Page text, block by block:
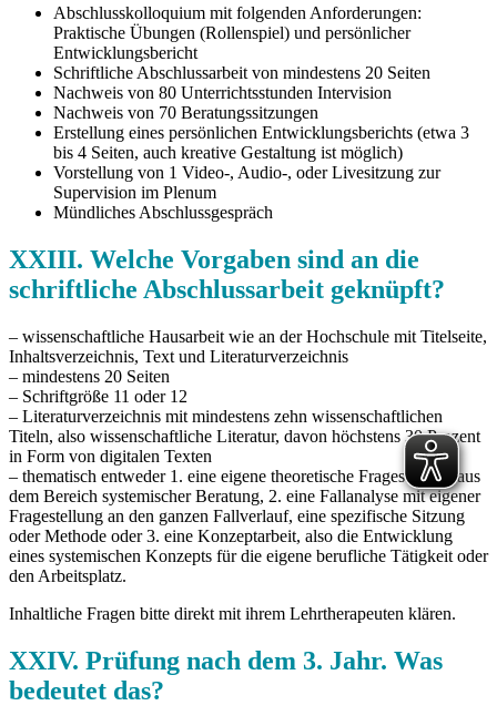
Abschlusskolloquium mit folgenden Anforderungen:
Praktische Übungen (Rollenspiel) und persönlicher
Entwicklungsbericht
Schriftliche Abschlussarbeit von mindestens 20 Seiten
Nachweis von 80 Unterrichtsstunden Intervision
Nachweis von 70 Beratungssitzungen
Erstellung eines persönlichen Entwicklungsberichts (etwa 3
bis 4 Seiten, auch kreative Gestaltung ist möglich)
Vorstellung von 1 Video-, Audio-, oder Livesitzung zur
Supervision im Plenum
Mündliches Abschlussgespräch
XXIII. Welche Vorgaben sind an die
schriftliche Abschlussarbeit geknüpft?
– wissenschaftliche Hausarbeit wie an der Hochschule mit Titelseite,
Inhaltsverzeichnis, Text und Literaturverzeichnis
– mindestens 20 Seiten
– Schriftgröße 11 oder 12
– Literaturverzeichnis mit mindestens zehn wissenschaftlichen
Titeln, also wissenschaftliche Literatur, davon höchstens 30 Prozent
in Form von digitalen Texten
– thematisch entweder 1. eine eigene theoretische Fragestellung aus
dem Bereich systemischer Beratung, 2. eine Fallanalyse mit eigener
Fragestellung an den ganzen Fallverlauf, eine spezifische Sitzung
oder Methode oder 3. eine Konzeptarbeit, also die Entwicklung
eines systemischen Konzepts für die eigene berufliche Tätigkeit oder
den Arbeitsplatz.
Inhaltliche Fragen bitte direkt mit ihrem Lehrtherapeuten klären.
XXIV. Prüfung nach dem 3. Jahr. Was
bedeutet das?